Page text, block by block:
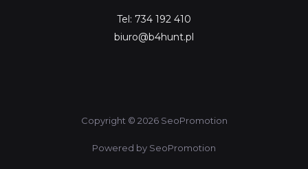
Tel: 734 192 410
biuro@b4hunt.pl
Copyright © 2026 SeoPromotion
Powered by SeoPromotion